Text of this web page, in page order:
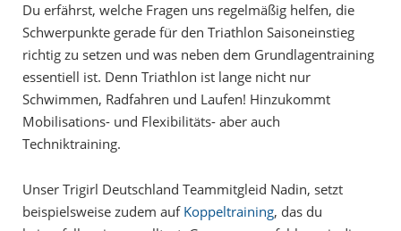
Du erfährst, welche Fragen uns regelmäßig helfen, die
Schwerpunkte gerade für den Triathlon Saisoneinstieg
richtig zu setzen und was neben dem Grundlagentraining
essentiell ist. Denn Triathlon ist lange nicht nur
Schwimmen, Radfahren und Laufen! Hinzukommt
Mobilisations- und Flexibilitäts- aber auch
Techniktraining.
Unser Trigirl Deutschland Teammitgleid Nadin, setzt
beispielsweise zudem auf Koppeltraining, das du